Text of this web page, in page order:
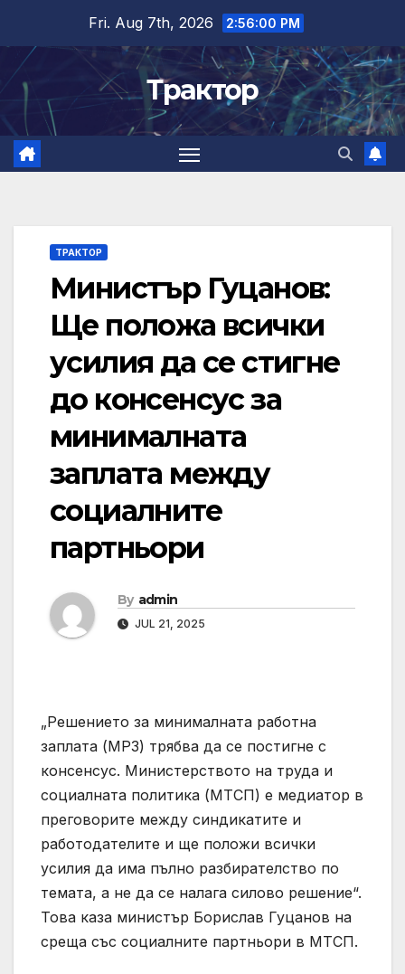
content
Fri. Aug 7th, 2026 2:56:01 PM
Трактор
ТРАКТОР
Министър Гуцанов:
Ще положа всички
усилия да се стигне
до консенсус за
минималната
заплата между
социалните
партньори
By admin
JUL 21, 2025
„Решението за минималната работна
заплата (МРЗ) трябва да се постигне с
консенсус. Министерството на труда и
социалната политика (МТСП) е медиатор в
преговорите между синдикатите и
работодателите и ще положи всички
усилия да има пълно разбирателство по
темата, а не да се налага силово решение“.
Това каза министър Борислав Гуцанов на
среща със социалните партньори в МТСП.